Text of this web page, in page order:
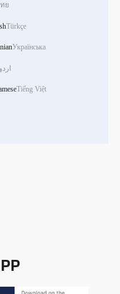
ย
Türkçe
Українська
اردو
Tiếng Việt